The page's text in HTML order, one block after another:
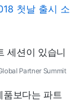
첫날 출시 소
세션이 있습니
Partner Summit
품보다는 파트